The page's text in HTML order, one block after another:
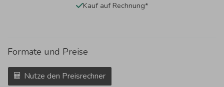
Kauf auf Rechnung*
Formate und Preise
Nutze den Preisrechner